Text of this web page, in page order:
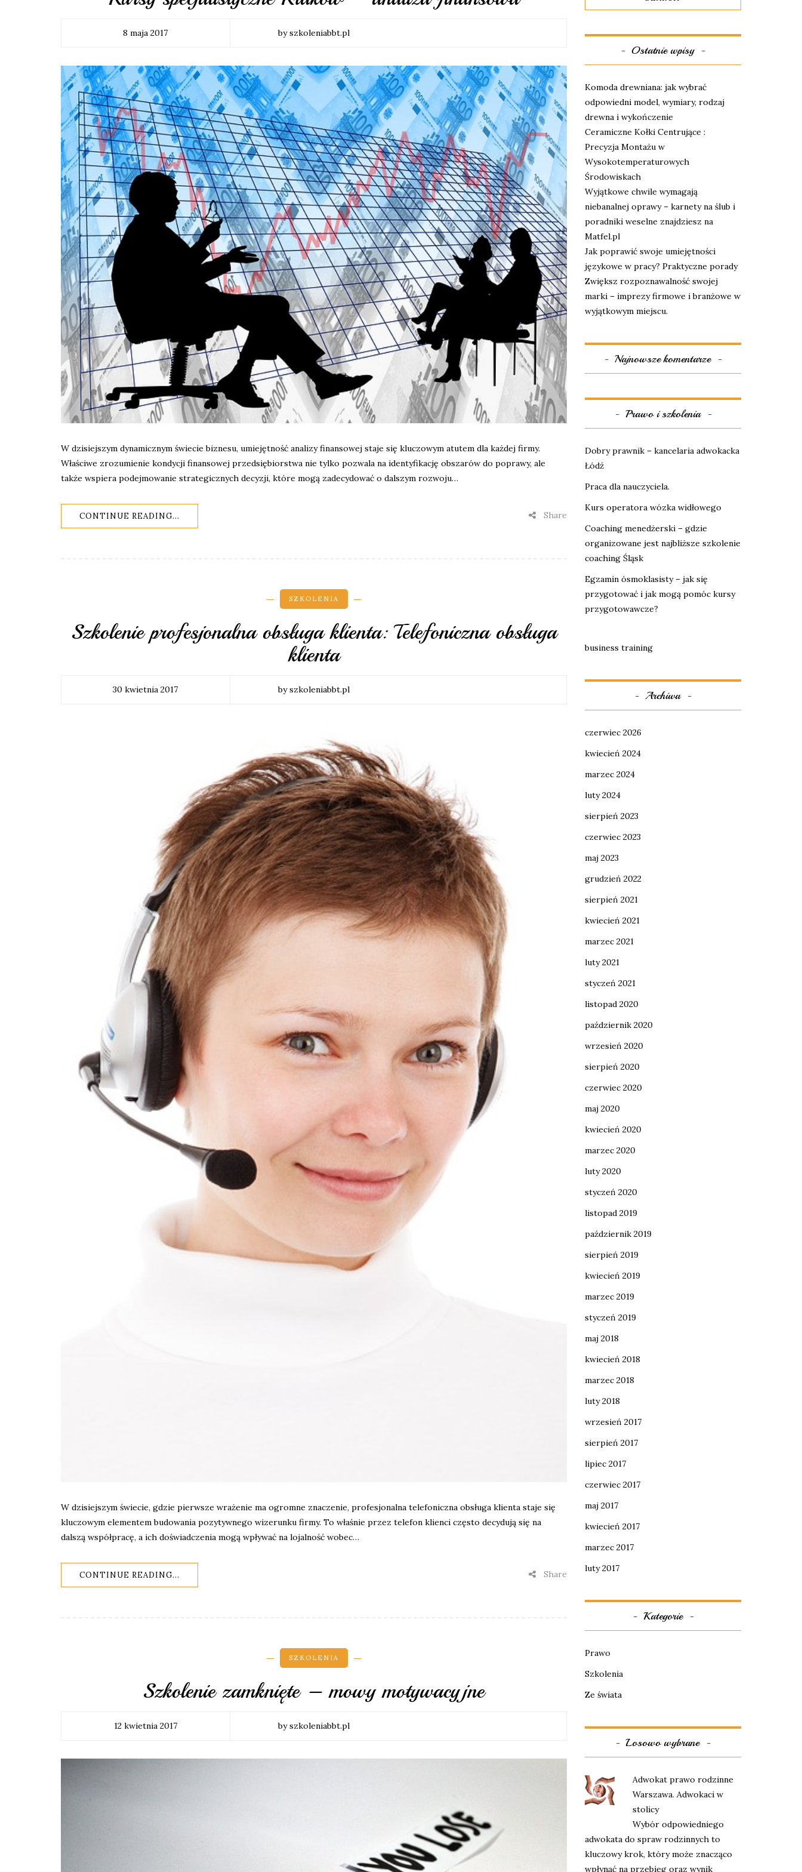
8 maja 2017 by szkoleniabbt.pl
W dzisiejszym dynamicznym świecie biznesu, umiejętność analizy finansowej staje się kluczowym atutem dla każdej firmy.
Właściwe zrozumienie kondycji finansowej przedsiębiorstwa nie tylko pozwala na identyfikację obszarów do poprawy, ale
także wspiera podejmowanie strategicznych decyzji, które mogą zadecydować o dalszym rozwoju…
CONTINUE READING... Share
SZKOLENIA
Szkolenie profesjonalna obsługa klienta: Telefoniczna obsługa
klienta
30 kwietnia 2017 by szkoleniabbt.pl
W dzisiejszym świecie, gdzie pierwsze wrażenie ma ogromne znaczenie, profesjonalna telefoniczna obsługa klienta staje się
kluczowym elementem budowania pozytywnego wizerunku firmy. To właśnie przez telefon klienci często decydują się na
dalszą współpracę, a ich doświadczenia mogą wpływać na lojalność wobec…
CONTINUE READING... Share
SZKOLENIA
Szkolenie zamknięte – mowy motywacyjne
12 kwietnia 2017 by szkoleniabbt.pl
Ostatnie wpisy
Komoda drewniana: jak wybrać
odpowiedni model, wymiary, rodzaj
drewna i wykończenie
Ceramiczne Kołki Centrujące :
Precyzja Montażu w
Wysokotemperaturowych
Środowiskach
Wyjątkowe chwile wymagają
niebanalnej oprawy – karnety na ślub i
poradniki weselne znajdziesz na
Matfel.pl
Jak poprawić swoje umiejętności
językowe w pracy? Praktyczne porady
Zwiększ rozpoznawalność swojej
marki – imprezy firmowe i branżowe w
wyjątkowym miejscu.
Najnowsze komentarze
Prawo i szkolenia
Dobry prawnik – kancelaria adwokacka
Łódź
Praca dla nauczyciela.
Kurs operatora wózka widłowego
Coaching menedżerski – gdzie
organizowane jest najbliższe szkolenie
coaching Śląsk
Egzamin ósmoklasisty – jak się
przygotować i jak mogą pomóc kursy
przygotowawcze?
business training
Archiwa
czerwiec 2026
kwiecień 2024
marzec 2024
luty 2024
sierpień 2023
czerwiec 2023
maj 2023
grudzień 2022
sierpień 2021
kwiecień 2021
marzec 2021
luty 2021
styczeń 2021
listopad 2020
październik 2020
wrzesień 2020
sierpień 2020
czerwiec 2020
maj 2020
kwiecień 2020
marzec 2020
luty 2020
styczeń 2020
listopad 2019
październik 2019
sierpień 2019
kwiecień 2019
marzec 2019
styczeń 2019
maj 2018
kwiecień 2018
marzec 2018
luty 2018
wrzesień 2017
sierpień 2017
lipiec 2017
czerwiec 2017
maj 2017
kwiecień 2017
marzec 2017
luty 2017
Kategorie
Prawo
Szkolenia
Ze świata
Losowo wybrane
Adwokat prawo rodzinne
Warszawa. Adwokaci w
stolicy
Wybór odpowiedniego
adwokata do spraw rodzinnych to
kluczowy krok, który może znacząco
wpłynąć na przebieg oraz wynik